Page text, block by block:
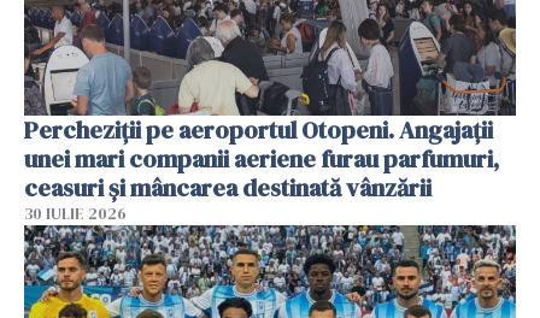
Percheziții pe aeroportul Otopeni. Angajații
unei mari companii aeriene furau parfumuri,
ceasuri și mâncarea destinată vânzării
30 IULIE 2026